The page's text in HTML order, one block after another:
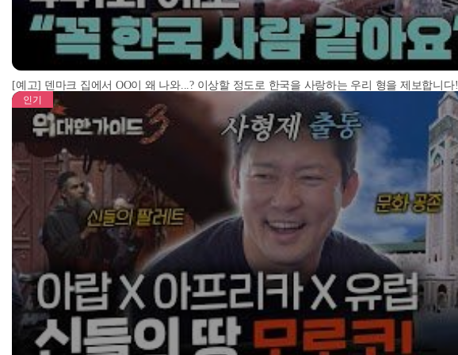
[예고] 덴마크 집에서 OO이 왜 나와...? 이상할 정도로 한국을 사랑하는 우리 형을 제보합니다!
인기